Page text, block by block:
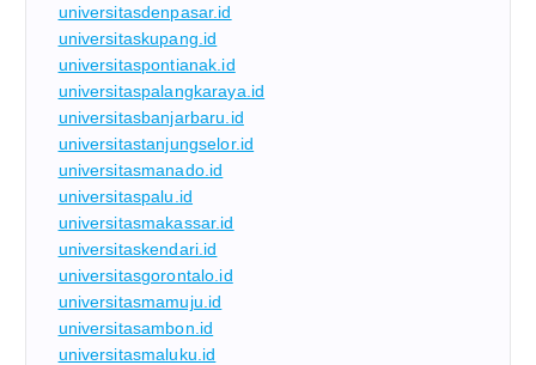
universitasdenpasar.id
universitaskupang.id
universitaspontianak.id
universitaspalangkaraya.id
universitasbanjarbaru.id
universitastanjungselor.id
universitasmanado.id
universitaspalu.id
universitasmakassar.id
universitaskendari.id
universitasgorontalo.id
universitasmamuju.id
universitasambon.id
universitasmaluku.id